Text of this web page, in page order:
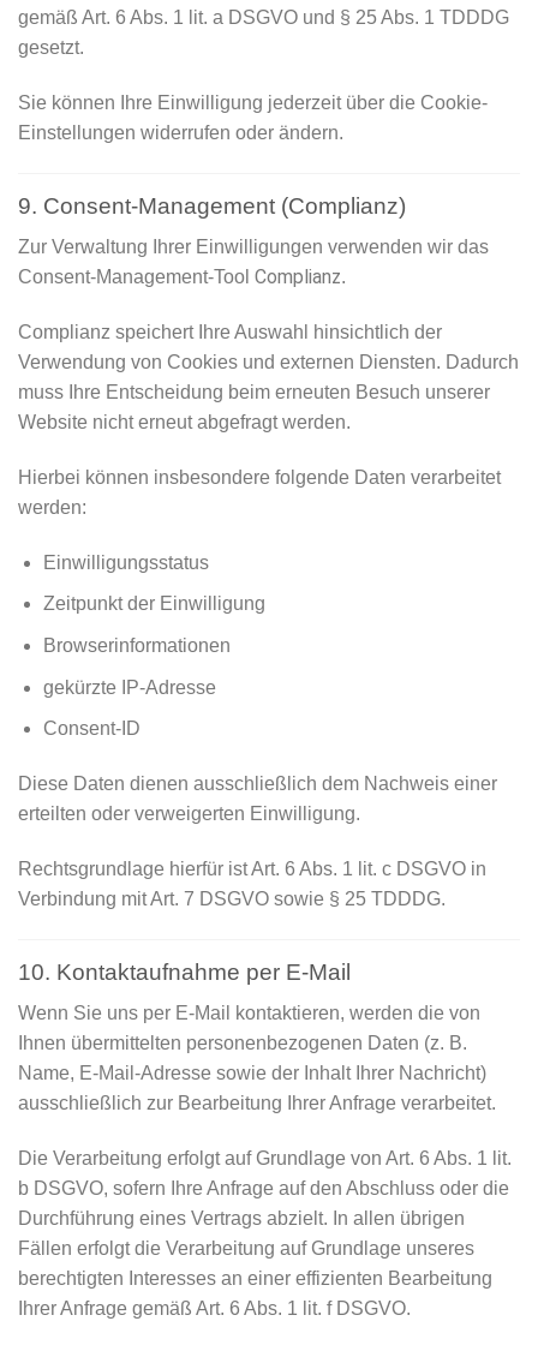
gemäß Art. 6 Abs. 1 lit. a DSGVO und § 25 Abs. 1 TDDDG
gesetzt.
Sie können Ihre Einwilligung jederzeit über die Cookie-
Einstellungen widerrufen oder ändern.
9. Consent-Management (Complianz)
Zur Verwaltung Ihrer Einwilligungen verwenden wir das
Consent-Management-Tool Complianz.
Complianz speichert Ihre Auswahl hinsichtlich der
Verwendung von Cookies und externen Diensten. Dadurch
muss Ihre Entscheidung beim erneuten Besuch unserer
Website nicht erneut abgefragt werden.
Hierbei können insbesondere folgende Daten verarbeitet
werden:
Einwilligungsstatus
Zeitpunkt der Einwilligung
Browserinformationen
gekürzte IP-Adresse
Consent-ID
Diese Daten dienen ausschließlich dem Nachweis einer
erteilten oder verweigerten Einwilligung.
Rechtsgrundlage hierfür ist Art. 6 Abs. 1 lit. c DSGVO in
Verbindung mit Art. 7 DSGVO sowie § 25 TDDDG.
10. Kontaktaufnahme per E-Mail
Wenn Sie uns per E-Mail kontaktieren, werden die von
Ihnen übermittelten personenbezogenen Daten (z. B.
Name, E-Mail-Adresse sowie der Inhalt Ihrer Nachricht)
ausschließlich zur Bearbeitung Ihrer Anfrage verarbeitet.
Die Verarbeitung erfolgt auf Grundlage von Art. 6 Abs. 1 lit.
b DSGVO, sofern Ihre Anfrage auf den Abschluss oder die
Durchführung eines Vertrags abzielt. In allen übrigen
Fällen erfolgt die Verarbeitung auf Grundlage unseres
berechtigten Interesses an einer effizienten Bearbeitung
Ihrer Anfrage gemäß Art. 6 Abs. 1 lit. f DSGVO.